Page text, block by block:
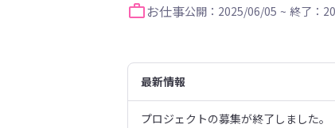
お仕事公開：2025/06/05 ~ 終了：
最新情報
プロジェクトの募集が終了しました。